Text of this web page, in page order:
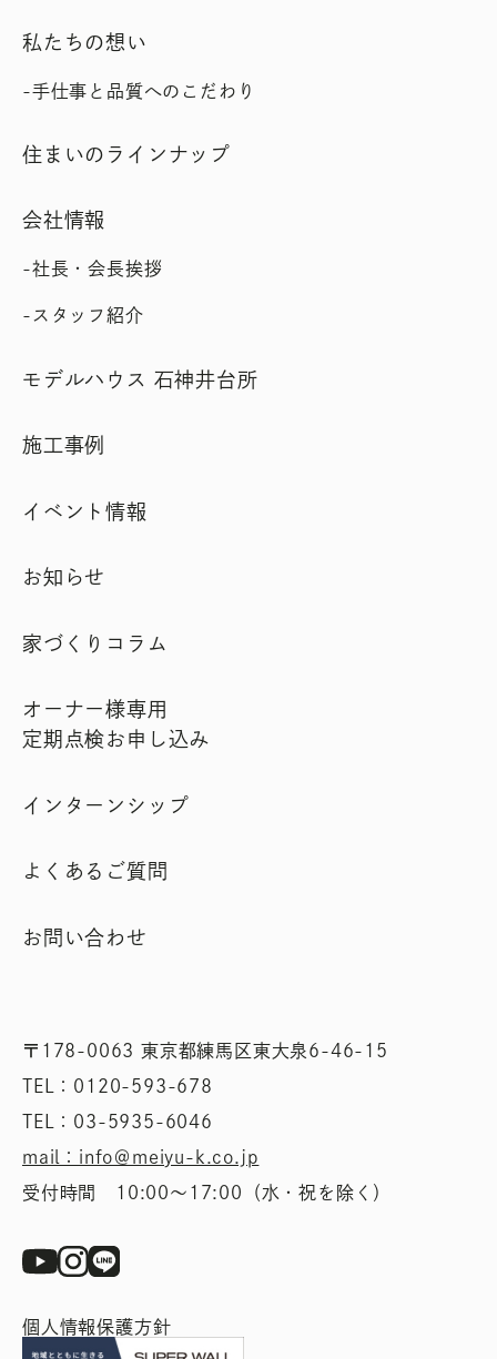
〒178-0063 東京都練馬区東大泉6-46-15
TEL：0120-593-678
TEL：03-5935-6046
mail：info＠meiyu-k.co.jp
受付時間 10:00〜17:00（水・祝を除く）
私たちの想い
手仕事と品質へのこだわり
住まいのラインナップ
会社情報
社長・会長挨拶
スタッフ紹介
モデルハウス 石神井台所
施工事例
イベント情報
お知らせ
家づくりコラム
オーナー様専用
定期点検お申し込み
インターンシップ
よくあるご質問
お問い合わせ
個人情報保護方針